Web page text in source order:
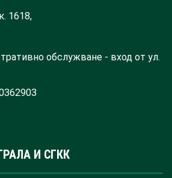
1618,
обслужване - вход от ул.
И СГКК